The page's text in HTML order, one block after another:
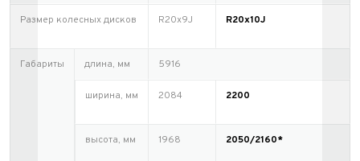
Размер колесных дисков R20х9J R20x10J
Габариты длина, мм 5916
ширина, мм 2084 2200
высота, мм 1968 2050/2160*